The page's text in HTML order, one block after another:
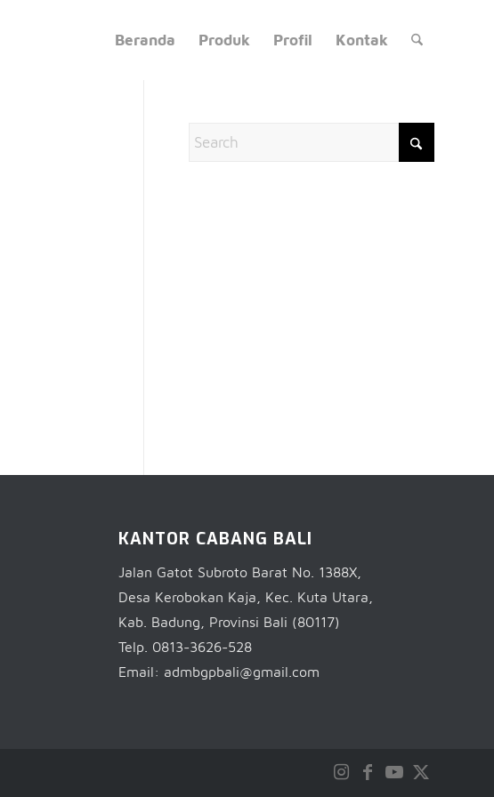
Beranda Produk Profil Kontak
KANTOR CABANG BALI
Jalan Gatot Subroto Barat No. 1388X,
Desa Kerobokan Kaja, Kec. Kuta Utara,
Kab. Badung, Provinsi Bali (80117)
Telp. 0813-3626-528
Email: admbgpbali@gmail.com